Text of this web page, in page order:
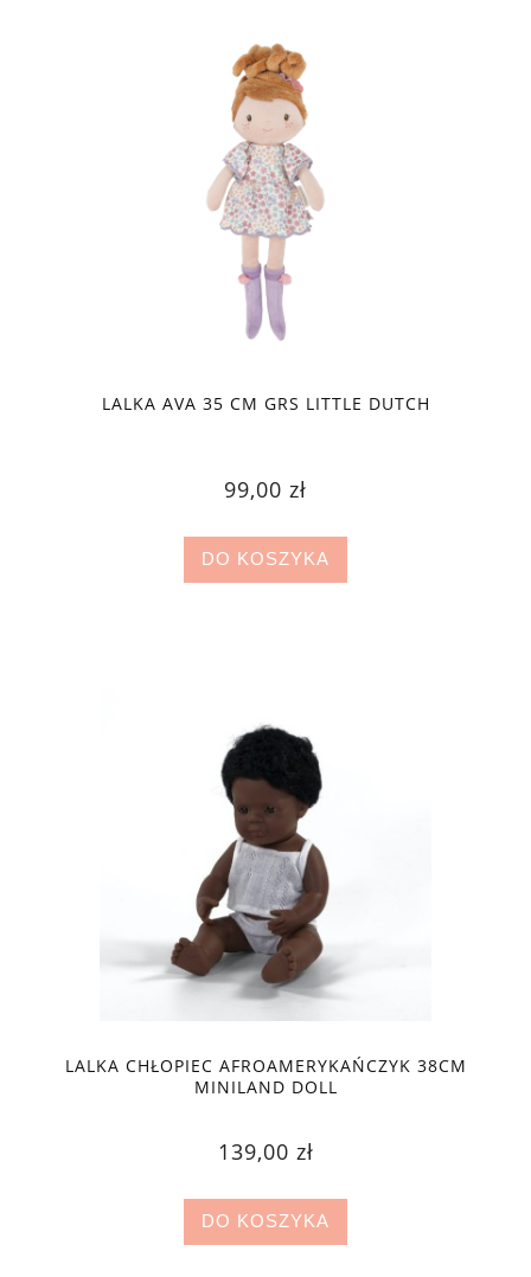
LALKA AVA 35 CM GRS LITTLE DUTCH
99,00 zł
DO KOSZYKA
LALKA CHŁOPIEC AFROAMERYKAŃCZYK 38CM
MINILAND DOLL
139,00 zł
DO KOSZYKA